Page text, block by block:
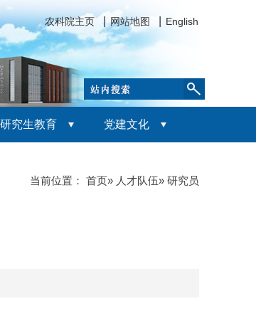
农科院主页 网站地图 English
研究生教育 党建文化
当前位置： 首页» 人才队伍» 研究员